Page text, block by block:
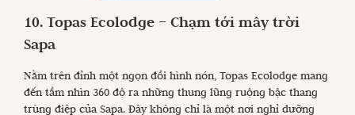
10. Topas Ecolodge – Chạm tới mây trời
Sapa
Nằm trên đỉnh một ngọn đồi hình nón, Topas Ecolodge mang
đến tầm nhìn 360 độ ra những thung lũng ruộng bậc thang
trùng điệp của Sapa. Đây không chỉ là một nơi nghỉ dưỡng